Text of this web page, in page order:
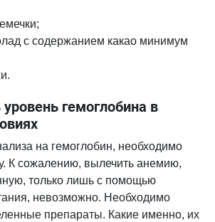
с содержанием какао минимум
гемоглобина в
на гемоглобин, необходимо
К сожалению, вылечить анемию,
только лишь с помощью
невозможно. Необходимо
препараты. Какие именно, их